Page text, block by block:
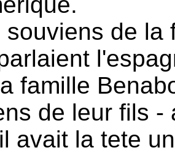
souviens de la
famille
de leur fils -
avait la tete